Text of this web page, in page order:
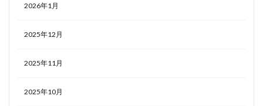
2026年1月
2025年12月
2025年11月
2025年10月